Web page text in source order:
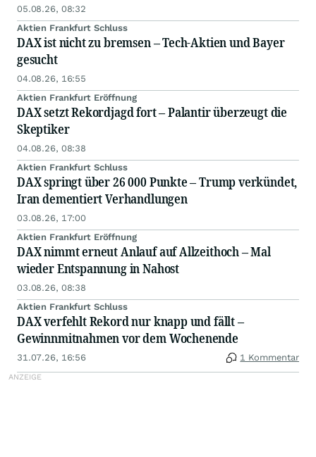
05.08.26, 08:32
Aktien Frankfurt Schluss
DAX ist nicht zu bremsen – Tech-Aktien und Bayer
gesucht
04.08.26, 16:55
Aktien Frankfurt Eröffnung
DAX setzt Rekordjagd fort – Palantir überzeugt die
Skeptiker
04.08.26, 08:38
Aktien Frankfurt Schluss
DAX springt über 26 000 Punkte – Trump verkündet,
Iran dementiert Verhandlungen
03.08.26, 17:00
Aktien Frankfurt Eröffnung
DAX nimmt erneut Anlauf auf Allzeithoch – Mal
wieder Entspannung in Nahost
03.08.26, 08:38
Aktien Frankfurt Schluss
DAX verfehlt Rekord nur knapp und fällt –
Gewinnmitnahmen vor dem Wochenende
31.07.26, 16:56 1 Kommentar